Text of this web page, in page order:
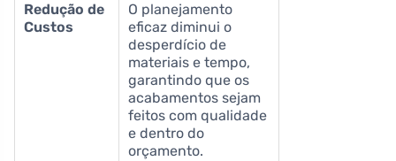
Redução de
Custos
O planejamento
eficaz diminui o
desperdício de
materiais e tempo,
garantindo que os
acabamentos sejam
feitos com qualidade
e dentro do
orçamento.